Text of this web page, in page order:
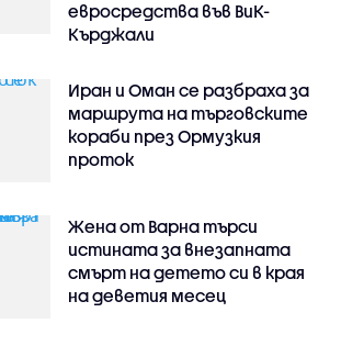
евросредства във ВиК-
Кърджали
Иран и Оман се разбраха за
маршрута на търговските
кораби през Ормузкия
проток
Жена от Варна търси
истината за внезапната
смърт на детето си в края
на деветия месец